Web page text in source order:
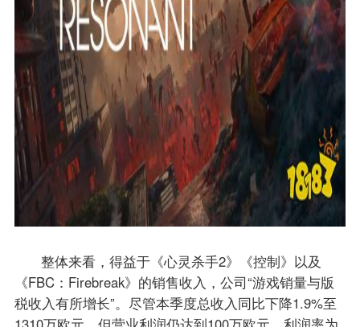
整体来看，得益于《心灵杀手2》《控制》以及
《FBC：Firebreak》的销售收入，公司“游戏销量与版
税收入有所增长”。尽管本季度总收入同比下降1.9%至